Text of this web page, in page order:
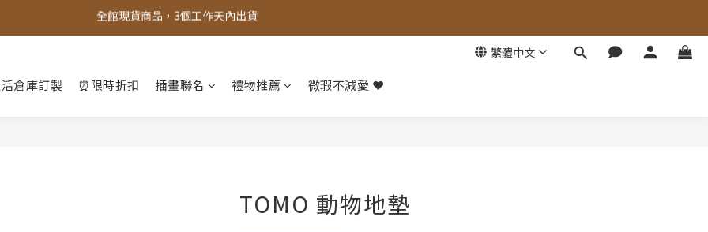
全館，滿888超取免運｜滿1500宅配免運
全館，滿888超取免運｜滿1500宅配免運
全館現貨商品，3個工作天內出貨
繁體中文
倉庫訂製 ⏰限時折扣 插畫聯名 禮物推薦 微瑕不減愛 ❤️
TOMO 動物地墊